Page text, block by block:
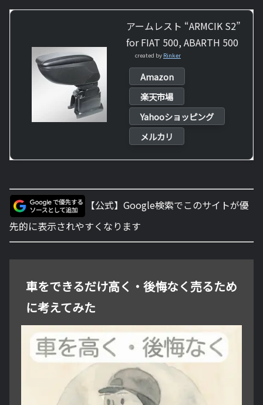
アームレスト “ARMCIK S2”
for FIAT 500, ABARTH 500
created by Rinker
Amazon
楽天市場
Yahooショッピング
メルカリ
【公式】Google検索でこのサイトが優
先的に表示されやすくなります
車をできるだけ高く・後悔なく売るため
に考えてみた